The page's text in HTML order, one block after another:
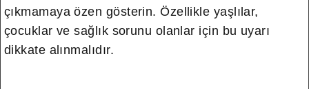
çıkmamaya özen gösterin. Özellikle yaşlılar,
çocuklar ve sağlık sorunu olanlar için bu uyarı
dikkate alınmalıdır.